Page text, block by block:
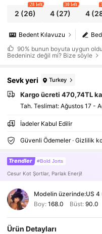
2 (26)
28 left
4 (27)
30 left
4
Bedent Kılavuzu
90% bunun boyuta uygun
Bedeniniz değil mi? Bize söyle
Sevk yeri Turkey
Kargo ücreti 470,74TL
Tah. Teslimat: Ağustos 17 -
İadeler Kabul Edilir
Güvenli Ödemeler · Gizlilik
Trendler #Bold Jorts
Cesur Kot Şortlar, Parlak Enerji!
Modelin üzerinde:US 4
Boy: 168.0 Büst:90.0
Ürün Detayları